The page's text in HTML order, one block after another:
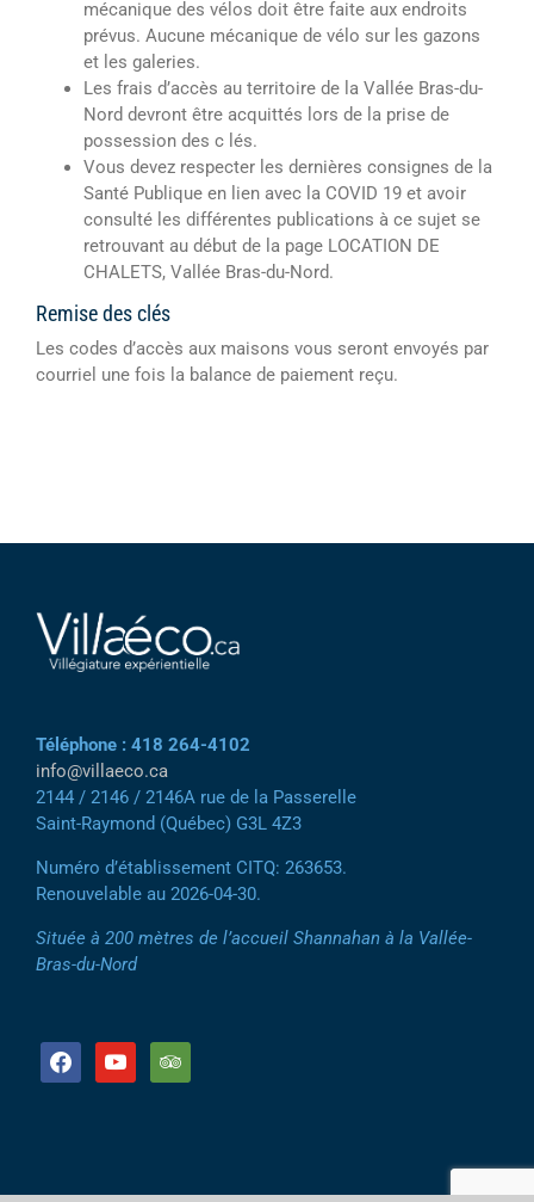
mécanique des vélos doit être faite aux endroits
prévus. Aucune mécanique de vélo sur les gazons
et les galeries.
Les frais d’accès au territoire de la Vallée Bras-du-
Nord devront être acquittés lors de la prise de
possession des c lés.
Vous devez respecter les dernières consignes de la
Santé Publique en lien avec la COVID 19 et avoir
consulté les différentes publications à ce sujet se
retrouvant au début de la page LOCATION DE
CHALETS, Vallée Bras-du-Nord.
Remise des clés
Les codes d’accès aux maisons vous seront envoyés par
courriel une fois la balance de paiement reçu.
Téléphone : 418 264-4102
info@villaeco.ca
2144 / 2146 / 2146A rue de la Passerelle
Saint-Raymond (Québec) G3L 4Z3
Numéro d’établissement CITQ: 263653.
Renouvelable au 2026-04-30.
Située à 200 mètres de l’accueil Shannahan à la Vallée-
Bras-du-Nord
facebookyoutube tripadvisor